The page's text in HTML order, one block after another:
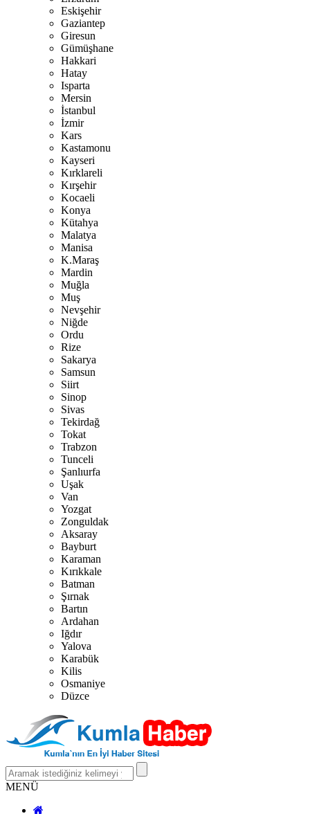
Eskişehir
Gaziantep
Giresun
Gümüşhane
Hakkari
Hatay
Isparta
Mersin
İstanbul
İzmir
Kars
Kastamonu
Kayseri
Kırklareli
Kırşehir
Kocaeli
Konya
Kütahya
Malatya
Manisa
K.Maraş
Mardin
Muğla
Muş
Nevşehir
Niğde
Ordu
Rize
Sakarya
Samsun
Siirt
Sinop
Sivas
Tekirdağ
Tokat
Trabzon
Tunceli
Şanlıurfa
Uşak
Van
Yozgat
Zonguldak
Aksaray
Bayburt
Karaman
Kırıkkale
Batman
Şırnak
Bartın
Ardahan
Iğdır
Yalova
Karabük
Kilis
Osmaniye
Düzce
MENÜ